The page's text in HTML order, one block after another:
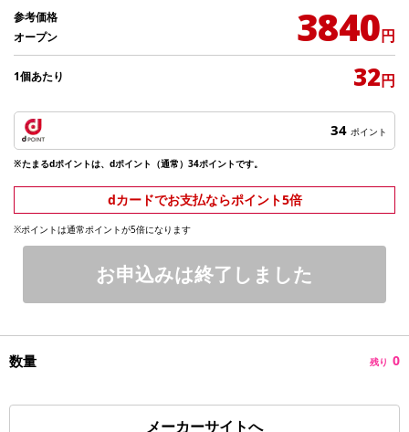
参考価格
オープン
3840円
1個あたり 32円
34 ポイント
※たまるdポイントは、dポイント（通常）34ポイントです。
dカードでお支払ならポイント5倍
※ポイントは通常ポイントが5倍になります
お申込みは終了しました
数量 残り 0
メーカーサイトへ